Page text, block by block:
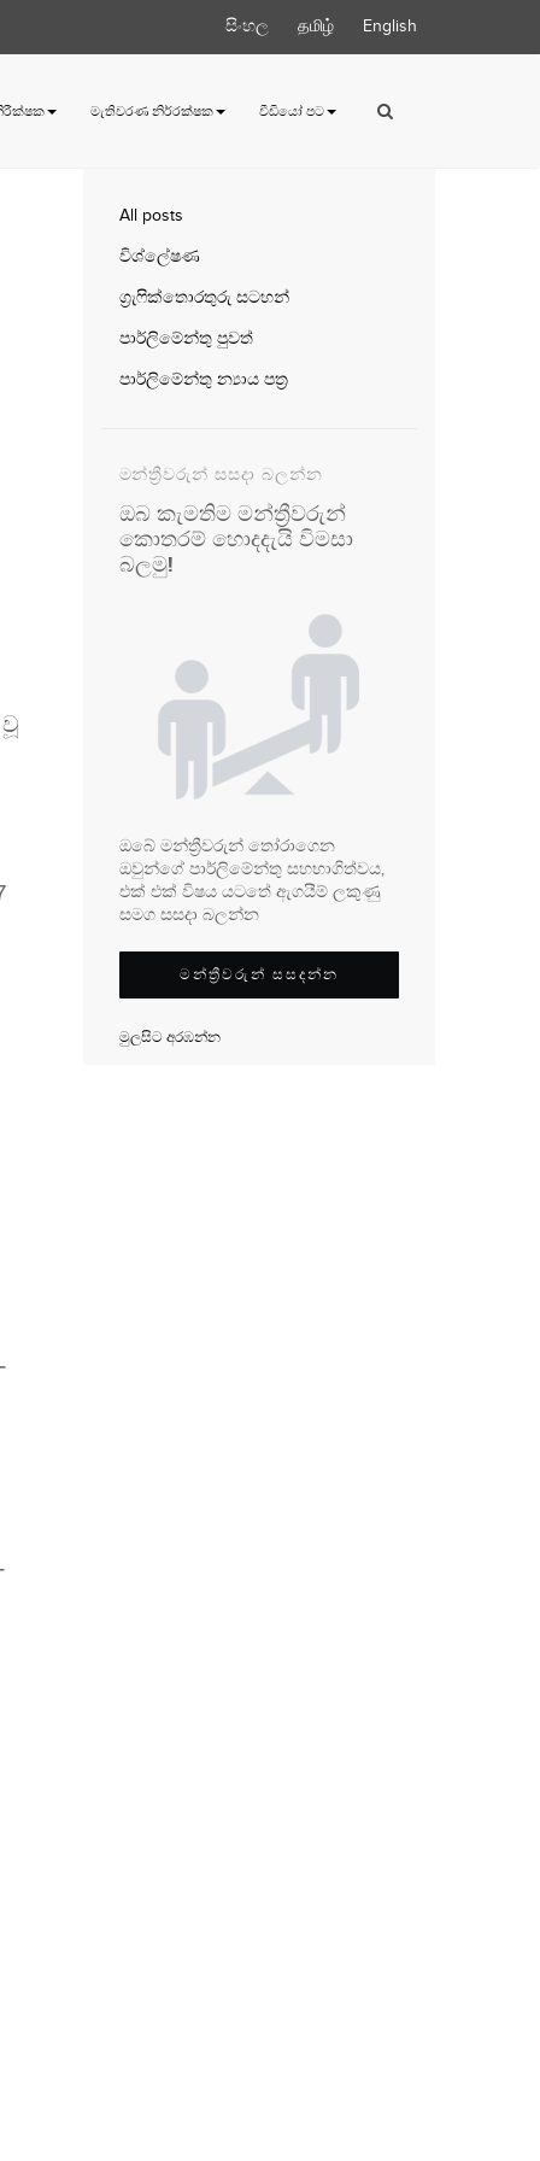
සිංහල தமிழ் English
මැතිවරණ නිර්‍රක්ෂක වීඩියෝ පට
All posts
විශ්ලේෂණ
ග්‍රැෆික්තොරතුරු සටහන්
පාර්ලිමේන්තු පුවත්
පාර්ලිමේන්තු න්‍යාය පත්‍ර
මන්ත්‍රීවරුන් සසදා බලන්න
ඔබ කැමතිම මන්ත්‍රීවරුන්
කොතරම් හොදදැයි විමසා
බලමු!
ඔබේ මන්ත්‍රීවරුන් තෝරාගෙන
ඔවුන්ගේ පාර්ලිමේන්තු සහභාගිත්වය,
එක් එක් විෂය යටතේ ඇගයීම් ලකුණු
සමග සසදා බලන්න
මන්ත්‍රීවරුන් සසදන්න
මුලසිට අරඹන්න